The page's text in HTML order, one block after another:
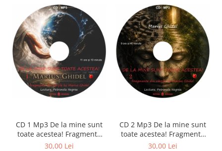
CD 1 Mp3 De la mine sunt
toate acestea! Fragmente
din cărțile lui Marius Ghidel
30,00 Lei
CD 2 Mp3 De la mine sunt
toate acestea! Fragmente
din cărțile lui Marius Ghidel
30,00 Lei